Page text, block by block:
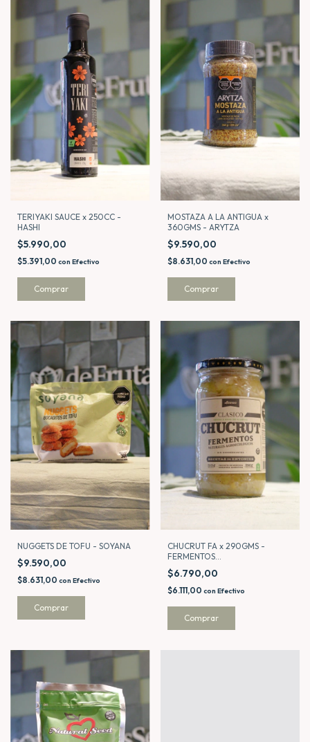
TERIYAKI SAUCE x 250CC -
HASHI
$5.990,00
$5.391,00 con Efectivo
MOSTAZA A LA ANTIGUA x
360GMS - ARYTZA
$9.590,00
$8.631,00 con Efectivo
NUGGETS DE TOFU - SOYANA
$9.590,00
$8.631,00 con Efectivo
CHUCRUT FA x 290GMS -
FERMENTOS
AGROECOLOGICOS BY
ALCARAZ
$6.790,00
$6.111,00 con Efectivo